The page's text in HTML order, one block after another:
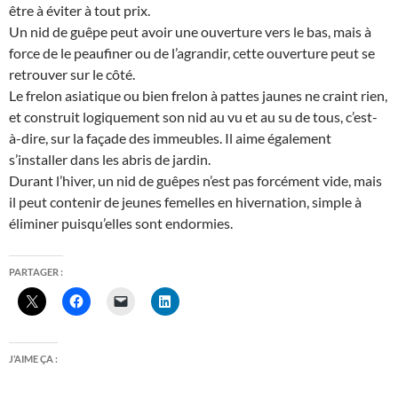
être à éviter à tout prix.
Un nid de guêpe peut avoir une ouverture vers le bas, mais à
force de le peaufiner ou de l’agrandir, cette ouverture peut se
retrouver sur le côté.
Le frelon asiatique ou bien frelon à pattes jaunes ne craint rien,
et construit logiquement son nid au vu et au su de tous, c’est-
à-dire, sur la façade des immeubles. Il aime également
s’installer dans les abris de jardin.
Durant l’hiver, un nid de guêpes n’est pas forcément vide, mais
il peut contenir de jeunes femelles en hivernation, simple à
éliminer puisqu’elles sont endormies.
PARTAGER :
J’AIME ÇA :